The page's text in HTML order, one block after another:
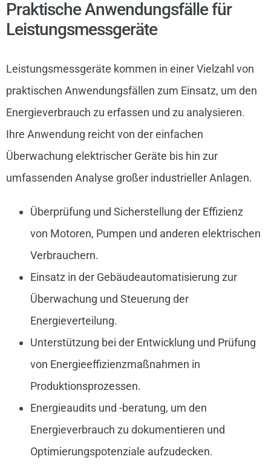
Praktische Anwendungsfälle für
Leistungsmessgeräte
Leistungsmessgeräte kommen in einer Vielzahl von
praktischen Anwendungsfällen zum Einsatz, um den
Energieverbrauch zu erfassen und zu analysieren.
Ihre Anwendung reicht von der einfachen
Überwachung elektrischer Geräte bis hin zur
umfassenden Analyse großer industrieller Anlagen.
Überprüfung und Sicherstellung der Effizienz
von Motoren, Pumpen und anderen elektrischen
Verbrauchern.
Einsatz in der Gebäudeautomatisierung zur
Überwachung und Steuerung der
Energieverteilung.
Unterstützung bei der Entwicklung und Prüfung
von Energieeffizienzmaßnahmen in
Produktionsprozessen.
Energieaudits und -beratung, um den
Energieverbrauch zu dokumentieren und
Optimierungspotenziale aufzudecken.